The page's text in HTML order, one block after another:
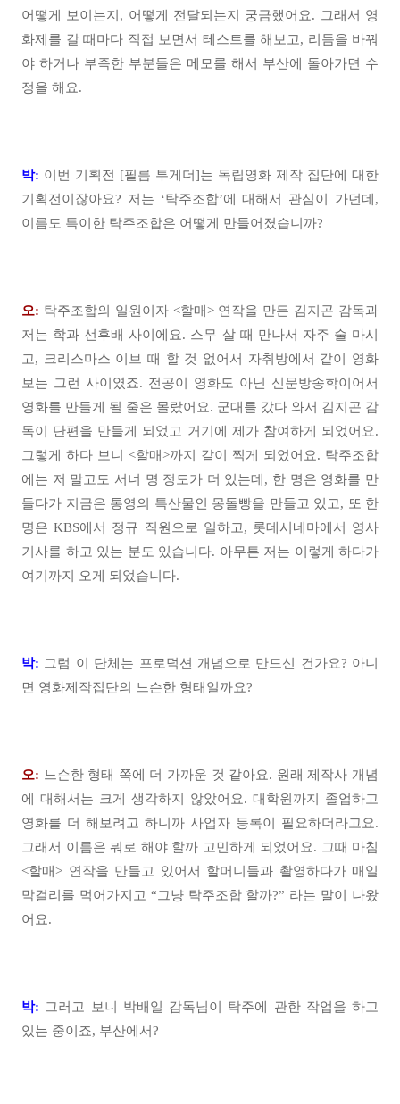
어떻게 보이는지, 어떻게 전달되는지 궁금했어요. 그래서 영
화제를 갈 때마다 직접 보면서 테스트를 해보고, 리듬을 바꿔
야 하거나 부족한 부분들은 메모를 해서 부산에 돌아가면 수
정을 해요.
박: 이번 기획전 [필름 투게더]는 독립영화 제작 집단에 대한
기획전이잖아요? 저는 ‘탁주조합’에 대해서 관심이 가던데,
이름도 특이한 탁주조합은 어떻게 만들어졌습니까?
오: 탁주조합의 일원이자 <할매> 연작을 만든 김지곤 감독과
저는 학과 선후배 사이에요. 스무 살 때 만나서 자주 술 마시
고, 크리스마스 이브 때 할 것 없어서 자취방에서 같이 영화
보는 그런 사이였죠. 전공이 영화도 아닌 신문방송학이어서
영화를 만들게 될 줄은 몰랐어요. 군대를 갔다 와서 김지곤 감
독이 단편을 만들게 되었고 거기에 제가 참여하게 되었어요.
그렇게 하다 보니 <할매>까지 같이 찍게 되었어요. 탁주조합
에는 저 말고도 서너 명 정도가 더 있는데, 한 명은 영화를 만
들다가 지금은 통영의 특산물인 몽돌빵을 만들고 있고, 또 한
명은 KBS에서 정규 직원으로 일하고, 롯데시네마에서 영사
기사를 하고 있는 분도 있습니다. 아무튼 저는 이렇게 하다가
여기까지 오게 되었습니다.
박: 그럼 이 단체는 프로덕션 개념으로 만드신 건가요? 아니
면 영화제작집단의 느슨한 형태일까요?
오: 느슨한 형태 쪽에 더 가까운 것 같아요. 원래 제작사 개념
에 대해서는 크게 생각하지 않았어요. 대학원까지 졸업하고
영화를 더 해보려고 하니까 사업자 등록이 필요하더라고요.
그래서 이름은 뭐로 해야 할까 고민하게 되었어요. 그때 마침
<할매> 연작을 만들고 있어서 할머니들과 촬영하다가 매일
막걸리를 먹어가지고 “그냥 탁주조합 할까?” 라는 말이 나왔
어요.
박: 그러고 보니 박배일 감독님이 탁주에 관한 작업을 하고
있는 중이죠, 부산에서?